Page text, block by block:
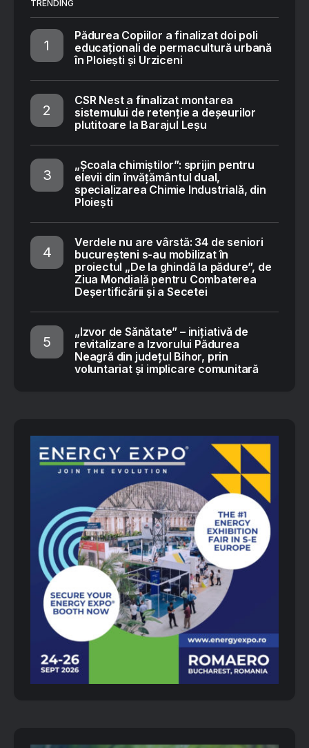
TRENDING
Pădurea Copiilor a finalizat doi poli
educaționali de permacultură urbană
în Ploiești și Urziceni
CSR Nest a finalizat montarea
sistemului de retenție a deșeurilor
plutitoare la Barajul Leșu
„Școala chimiștilor”: sprijin pentru
elevii din învățământul dual,
specializarea Chimie Industrială, din
Ploiești
Verdele nu are vârstă: 34 de seniori
bucureșteni s-au mobilizat în
proiectul „De la ghindă la pădure”, de
Ziua Mondială pentru Combaterea
Deșertificării și a Secetei
„Izvor de Sănătate” – inițiativă de
revitalizare a Izvorului Pădurea
Neagră din județul Bihor, prin
voluntariat și implicare comunitară